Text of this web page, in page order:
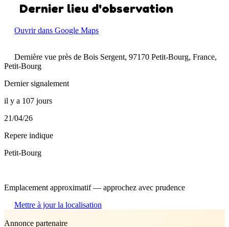
Dernier lieu d'observation
Ouvrir dans Google Maps
Dernière vue près de Bois Sergent, 97170 Petit-Bourg, France,
Petit-Bourg
Dernier signalement
il y a 107 jours
21/04/26
Repere indique
Petit-Bourg
Emplacement approximatif — approchez avec prudence
Mettre à jour la localisation
Annonce partenaire